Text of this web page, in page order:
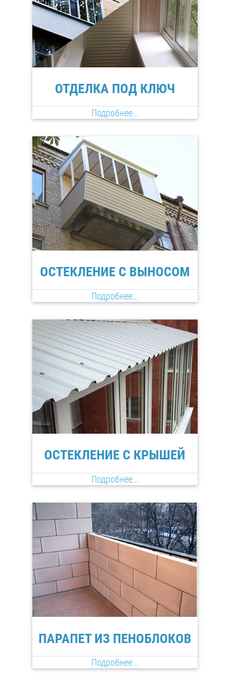
ОТДЕЛКА ПОД КЛЮЧ
Подробнее...
ОСТЕКЛЕНИЕ С ВЫНОСОМ
Подробнее...
ОСТЕКЛЕНИЕ С КРЫШЕЙ
Подробнее...
ПАРАПЕТ ИЗ ПЕНОБЛОКОВ
Подробнее...